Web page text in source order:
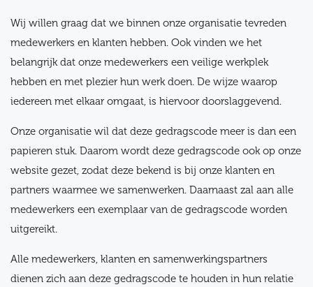
Wij willen graag dat we binnen onze organisatie tevreden
medewerkers en klanten hebben. Ook vinden we het
belangrijk dat onze medewerkers een veilige werkplek
hebben en met plezier hun werk doen. De wijze waarop
iedereen met elkaar omgaat, is hiervoor doorslaggevend.
Onze organisatie wil dat deze gedragscode meer is dan een
papieren stuk. Daarom wordt deze gedragscode ook op onze
website gezet, zodat deze bekend is bij onze klanten en
partners waarmee we samenwerken. Daarnaast zal aan alle
medewerkers een exemplaar van de gedragscode worden
uitgereikt.
Alle medewerkers, klanten en samenwerkingspartners
dienen zich aan deze gedragscode te houden in hun relatie